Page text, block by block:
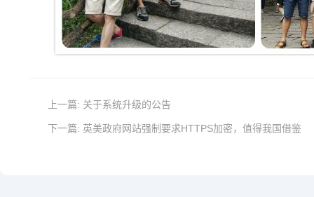
上一篇: 关于系统升级的公告
下一篇: 英美政府网站强制要求HTTPS加密，值得我国借鉴